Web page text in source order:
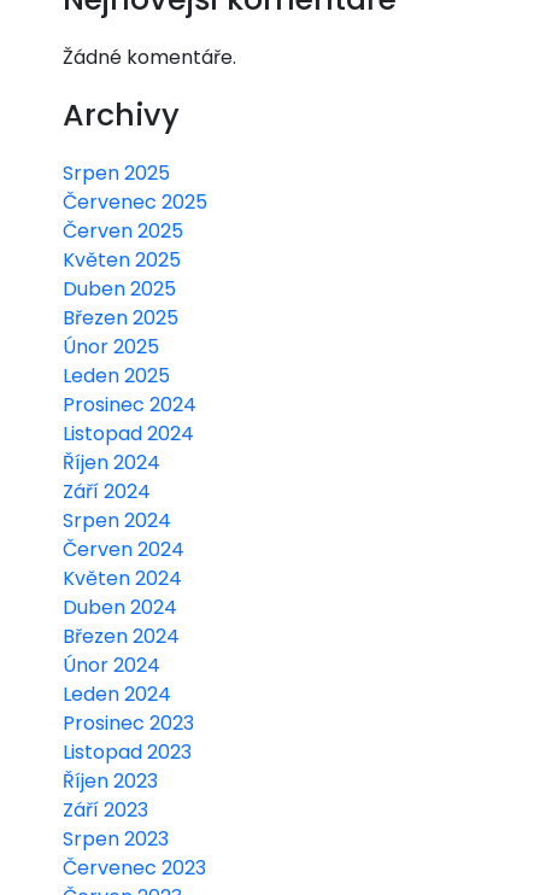
Žádné komentáře.
Archivy
Srpen 2025
Červenec 2025
Červen 2025
Květen 2025
Duben 2025
Březen 2025
Únor 2025
Leden 2025
Prosinec 2024
Listopad 2024
Říjen 2024
Září 2024
Srpen 2024
Červen 2024
Květen 2024
Duben 2024
Březen 2024
Únor 2024
Leden 2024
Prosinec 2023
Listopad 2023
Říjen 2023
Září 2023
Srpen 2023
Červenec 2023